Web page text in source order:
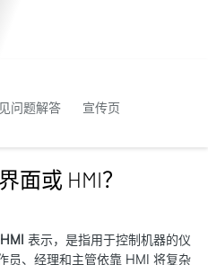
问题解答 宣传页
面或 HMI？
HMI 表示，是指用于控制机器的仪
员、经理和主管依靠 HMI 将复杂